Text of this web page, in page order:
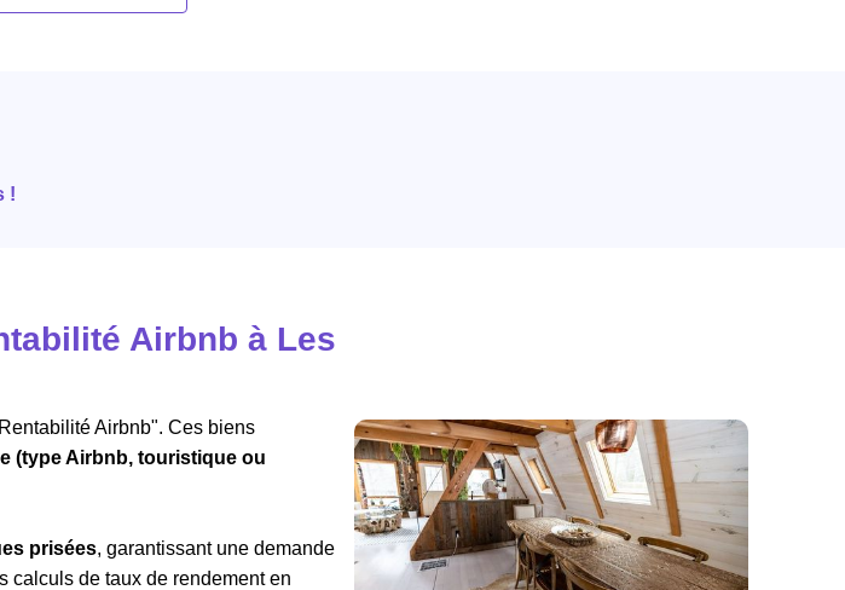
!
Airbnb à Les
Airbnb". Ces biens
(type Airbnb, touristique ou
prisées, garantissant une demande
calculs de taux de rendement en